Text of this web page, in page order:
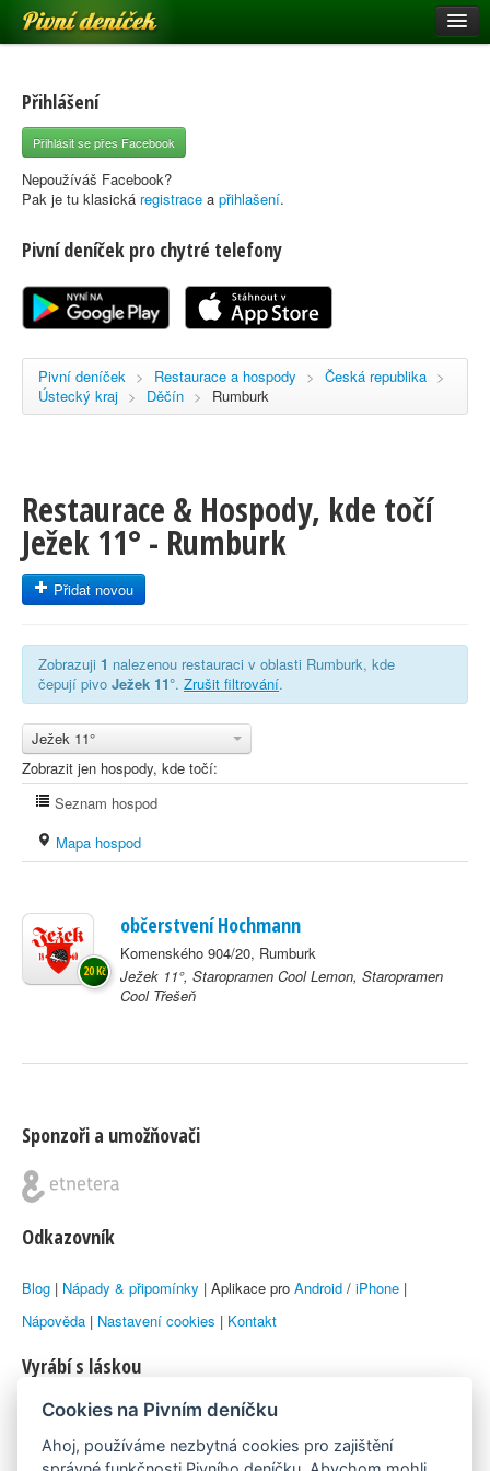
Pivní deníček
Pivní mapa
Pivní značky
Nápověda
Registrace
Přihlášení
Přihlásit se přes Facebook
Nepoužíváš Facebook?
Pak je tu klasická registrace a přihlašení.
Pivní deníček pro chytré telefony
Pivní deníček > Restaurace a hospody > Česká republika >
Ústecký kraj > Děčín > Rumburk
Restaurace & Hospody, kde točí
Ježek 11° - Rumburk
Přidat novou
Zobrazuji 1 nalezenou restauraci v oblasti Rumburk, kde
čepují pivo Ježek 11°. Zrušit filtrování.
Ježek 11°
Zobrazit jen hospody, kde točí:
Seznam hospod
Mapa hospod
občerstvení Hochmann
Komenského 904/20, Rumburk
Ježek 11°, Staropramen Cool Lemon, Staropramen
Cool Třešeň
20 Kč
Sponzoři a umožňovači
Odkazovník
Blog | Nápady & připomínky | Aplikace pro Android / iPhone |
Nápověda | Nastavení cookies | Kontakt
Vyrábí s láskou
© 2010–2026 byLukáš Zemanaka Emka
Cookies na Pivním deníčku
Ahoj, používáme nezbytná cookies pro zajištění